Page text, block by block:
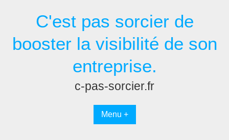
C'est pas sorcier de
booster la visibilité de son
entreprise.
c-pas-sorcier.fr
Menu +